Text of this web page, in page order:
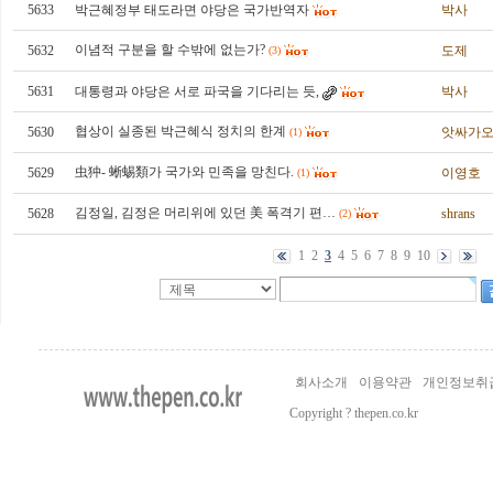
5633 박근혜정부 태도라면 야당은 국가반역자 박사
5632 이념적 구분을 할 수밖에 없는가? (3) 도제
5631 대통령과 야당은 서로 파국을 기다리는 듯, 박사
5630 협상이 실종된 박근혜식 정치의 한계 (1) 앗싸가
5629 虫狆- 蜥蜴類가 국가와 민족을 망친다. (1) 이영호
5628 김정일, 김정은 머리위에 있던 美 폭격기 편… (2) shrans
1 2 3 4 5 6 7 8 9 10
회사소개 이용약관
개인정보취
Copyright ? thepen.co.kr